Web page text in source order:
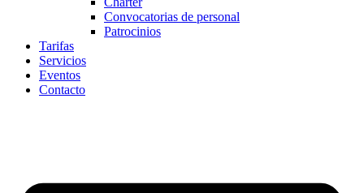
Convocatorias de personal
Patrocinios
Tarifas
Servicios
Eventos
Contacto